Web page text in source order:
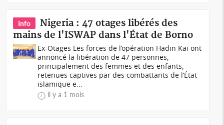
Info
Nigeria : 47 otages libérés des
mains de l'ISWAP dans l'État de Borno
Ex-Otages Les forces de l’opération Hadin Kai ont
annoncé la libération de 47 personnes,
principalement des femmes et des enfants,
retenues captives par des combattants de l’État
islamique e...
il y a 1 mois